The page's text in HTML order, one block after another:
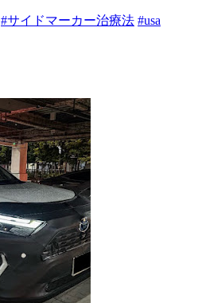
#サイドマーカー治療法 #usa